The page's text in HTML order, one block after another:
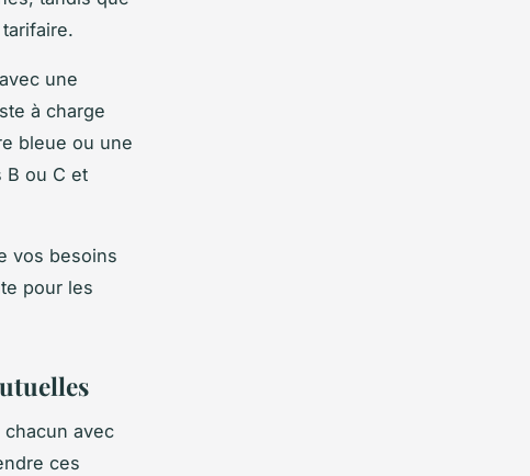
une
à charge
bleue ou une
B ou C et
vos besoins
pour les
chacun avec
ces